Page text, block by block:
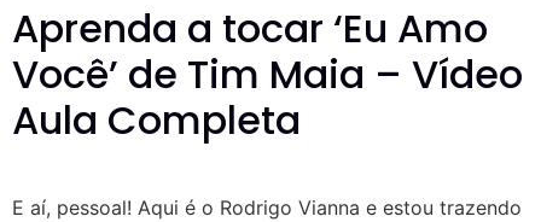
Aprenda a tocar ‘Eu Amo
Você’ de Tim Maia – Vídeo
Aula Completa
E aí, pessoal! Aqui é o Rodrigo Vianna e estou trazendo